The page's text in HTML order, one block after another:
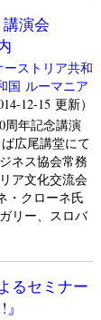
演会
ーストリア共和
国 ルーマニア
12-15 更新）
周年記念講演
広尾講堂にて
ネス協会常務
ア文化交流会
・クローネ氏
リー、スロバ
るセミナー
』